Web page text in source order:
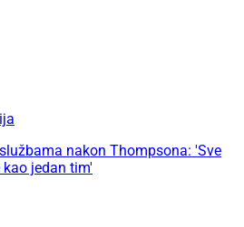
nakon Thompsona: 'Sve
jedan tim'